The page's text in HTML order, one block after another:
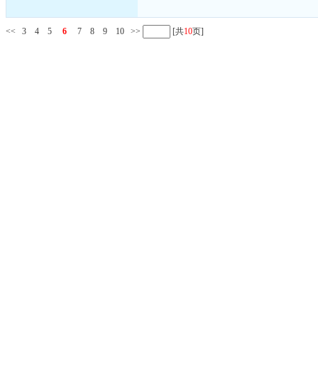
<< 3 4 5 6 7 8 9 10 >> [共10页]